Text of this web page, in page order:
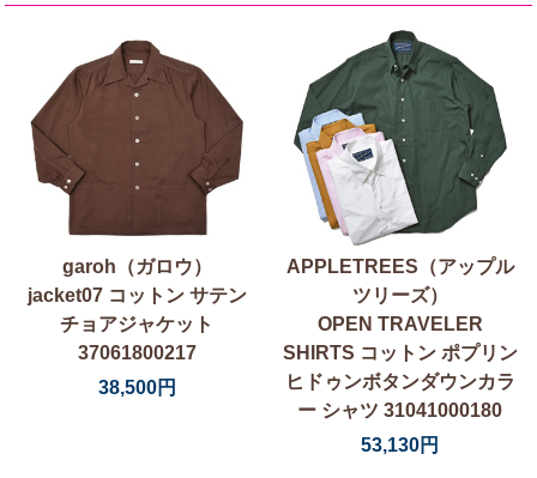
garoh（ガロウ）
jacket07 コットン サテン
チョアジャケット
37061800217
38,500円
APPLETREES（アップル
ツリーズ）
OPEN TRAVELER
SHIRTS コットン ポプリン
ヒドゥンボタンダウンカラ
ー シャツ 31041000180
53,130円